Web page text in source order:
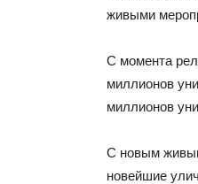
живыми
С момента
миллионов
миллионов
С новым
новейшие